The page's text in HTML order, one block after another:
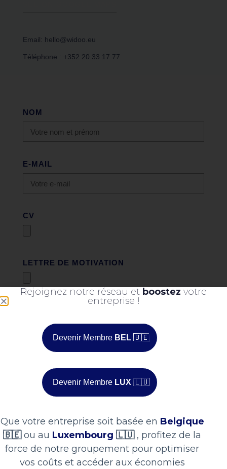
SEE ON GOOGLE MAPS
LETTRE DE MOTIVATION
POSTE
VOTRE TÉLÉPHONE
Rejoignez notre réseau et boostez votre
entreprise !
Devenir Membre BEL🇧🇪
Devenir Membre LUX🇱🇺
Que votre entreprise soit basée en Belgique
🇧🇪ou au Luxembourg 🇱🇺, profitez de la
force de notre groupement pour optimiser
vos coûts et accéder aux économies